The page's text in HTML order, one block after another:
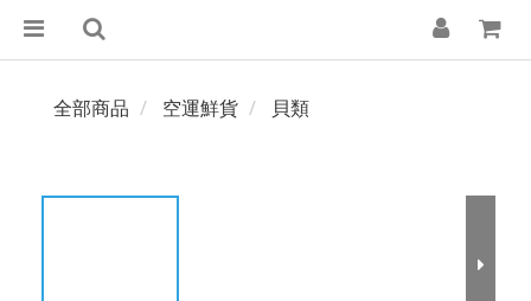
全部商品 空運鮮貨 貝類